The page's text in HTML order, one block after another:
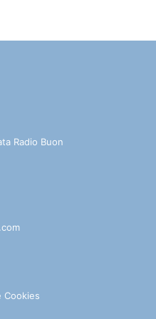
Radio Buon
Cookies